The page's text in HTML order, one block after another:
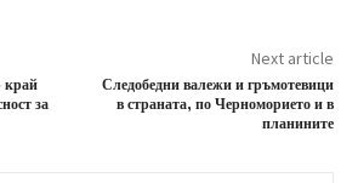
край
за
Next article
Следобедни валежи и гръмотевици
в страната, по Черноморието и в
планините